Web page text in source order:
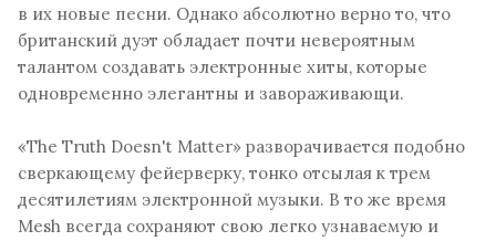
в их новые песни. Однако абсолютно верно то, что
британский дуэт обладает почти невероятным
талантом создавать электронные хиты, которые
одновременно элегантны и завораживающи.
«The Truth Doesn't Matter» разворачивается подобно
сверкающему фейерверку, тонко отсылая к трем
десятилетиям электронной музыки. В то же время
Mesh всегда сохраняют свою легко узнаваемую и